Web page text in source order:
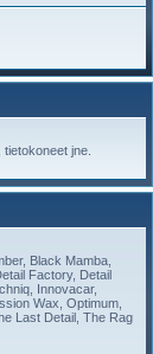
jne.
Black Mamba,
Factory, Detail
Innovacar,
Wax, Optimum,
Last Detail, The Rag